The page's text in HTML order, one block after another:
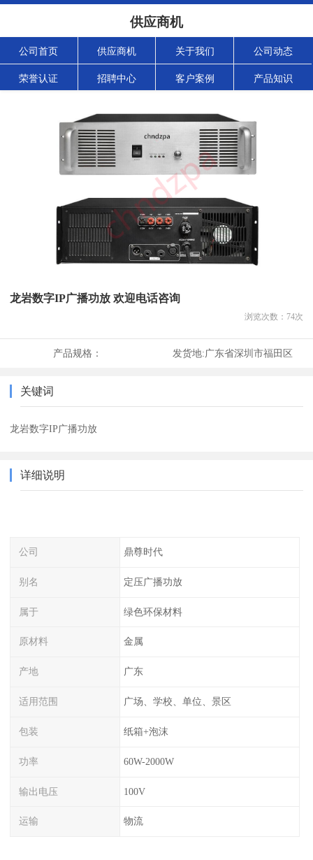
供应商机
公司首页 供应商机 关于我们 公司动态
荣誉认证 招聘中心 客户案例 产品知识
龙岩数字IP广播功放 欢迎电话咨询
浏览次数： 74次
产品规格： 发货地:广东省深圳市福田区
关键词
龙岩数字IP广播功放
详细说明
公司 鼎尊时代
别名 定压广播功放
属于 绿色环保材料
原材料 金属
产地 广东
适用范围 广场、学校、单位、景区
包装 纸箱+泡沫
功率 60W-2000W
输出电压 100V
运输 物流